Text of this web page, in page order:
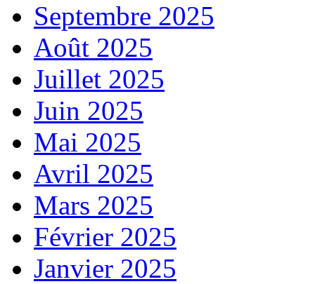
Septembre 2025
Août 2025
Juillet 2025
Juin 2025
Mai 2025
Avril 2025
Mars 2025
Février 2025
Janvier 2025